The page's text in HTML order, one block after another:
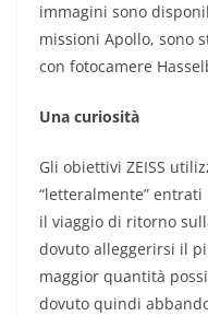
immagini sono
missioni Apollo, sono
con fotocamere
Una curiosità
Gli obiettivi ZEISS
“letteralmente”
il viaggio di ritorno
dovuto alleggerirsi il
maggior quantità
dovuto quindi